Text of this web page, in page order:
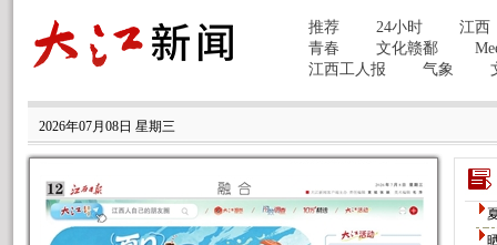
2026年07月08日 星期三